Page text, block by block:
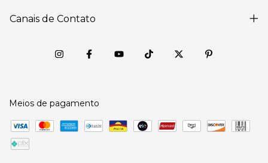
Canais de Contato
Meios de pagamento